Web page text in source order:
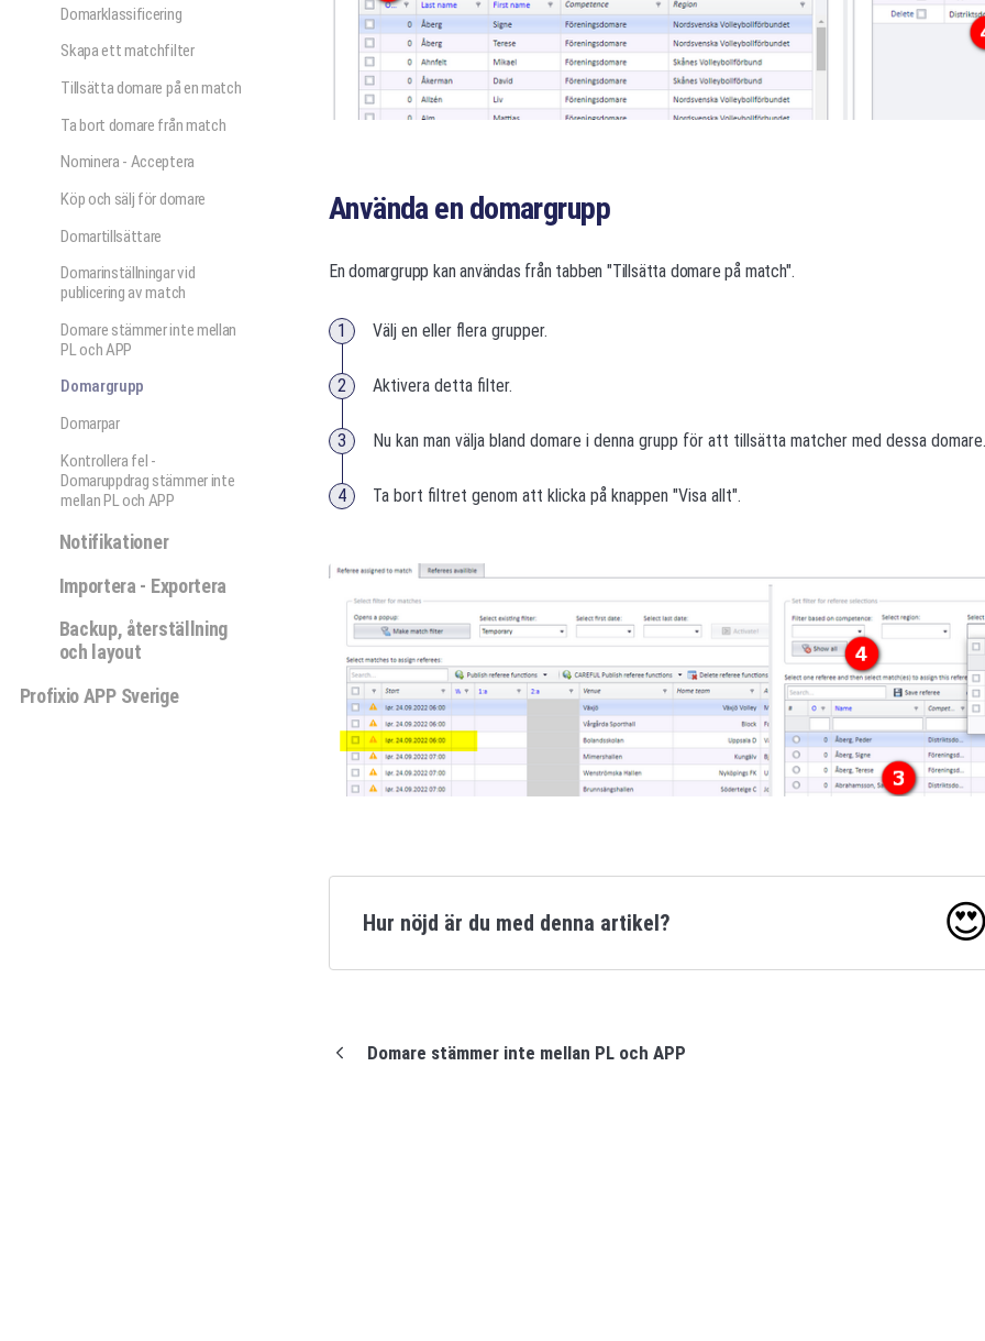
Domarklassificering
Skapa ett matchfilter
Tillsätta domare på en match
Ta bort domare från match
Nominera - Acceptera
Köp och sälj för domare
Domartillsättare
Domarinställningar vid
publicering av match
Domare stämmer inte mellan
PL och APP
Domargrupp
Domarpar
Kontrollera fel -
Domaruppdrag stämmer inte
mellan PL och APP
Notifikationer
Importera - Exportera
Backup, återställning
och layout
Profixio APP Sverige
Använda en domargrupp
En domargrupp kan användas från tabben "Tillsätta domare på match".
Välj en eller flera grupper.
Aktivera detta filter.
Nu kan man välja bland domare i denna grupp för att tillsätta matcher med dessa domare.
Ta bort filtret genom att klicka på knappen "Visa allt".
Hur nöjd är du med denna artikel?
Domare stämmer inte mellan PL och APP